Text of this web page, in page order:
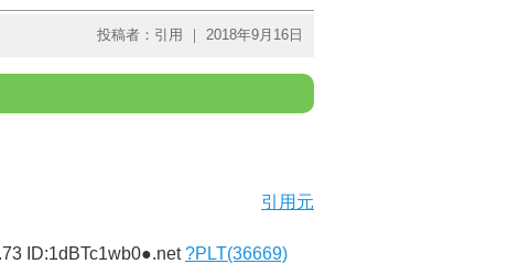
投稿者：引用 ｜ 2018年9月16日
引用元
ID:1dBTc1wb0●.net?PLT(36669)